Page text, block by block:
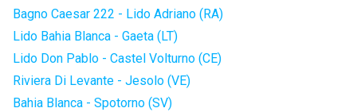
Bagno Caesar 222 - Lido Adriano (RA)
Lido Bahia Blanca - Gaeta (LT)
Lido Don Pablo - Castel Volturno (CE)
Riviera Di Levante - Jesolo (VE)
Bahia Blanca - Spotorno (SV)